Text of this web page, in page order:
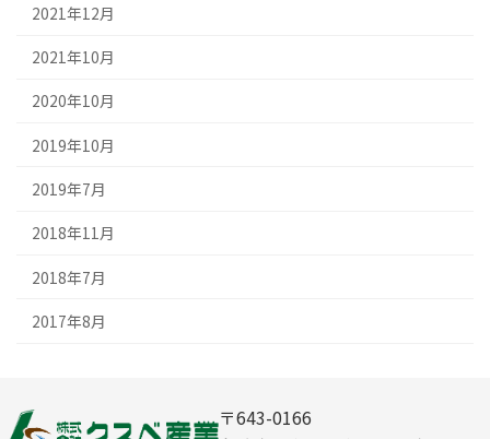
2021年12月
2021年10月
2020年10月
2019年10月
2019年7月
2018年11月
2018年7月
2017年8月
〒643-0166